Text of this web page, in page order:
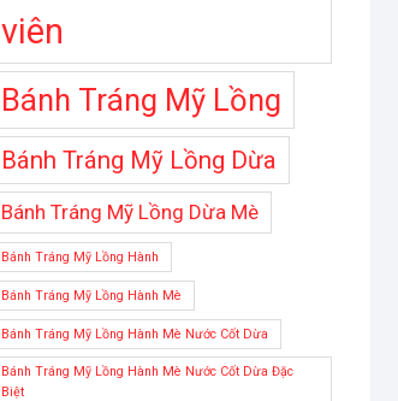
viên
Bánh Tráng Mỹ Lồng
Bánh Tráng Mỹ Lồng Dừa
Bánh Tráng Mỹ Lồng Dừa Mè
Bánh Tráng Mỹ Lồng Hành
Bánh Tráng Mỹ Lồng Hành Mè
Bánh Tráng Mỹ Lồng Hành Mè Nước Cốt Dừa
Bánh Tráng Mỹ Lồng Hành Mè Nước Cốt Dừa Đặc
Biệt